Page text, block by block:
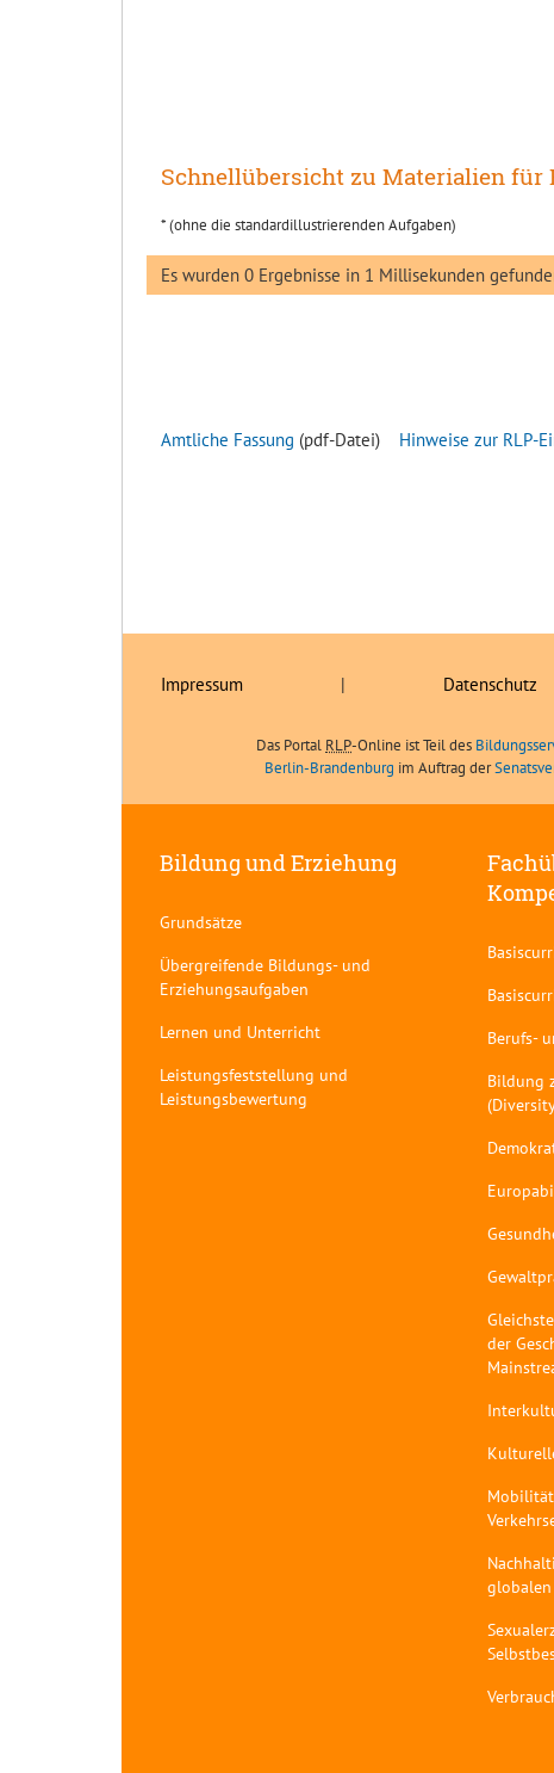
Schnellübersicht zu Materialien für
* (ohne die standardillustrierenden Aufgaben)
Es wurden 0 Ergebnisse in 1 Millisekunden
Amtliche Fassung (pdf-Datei) Hinweise zur RLP-
Impressum | Datenschutz
Das Portal RLP-Online ist Teil des
Berlin-Brandenburg im Auftrag der
Bildung und Erziehung
Grundsätze
Übergreifende Bildungs- und
Erziehungsaufgaben
Lernen und Unterricht
Leistungsfeststellung und
Leistungsbewertung
Berufs-
Bildung
der
globalen